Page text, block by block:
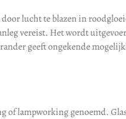
lucht te blazen in
vereist. Het wordt
geeft ongekende
of lampworking genoemd.